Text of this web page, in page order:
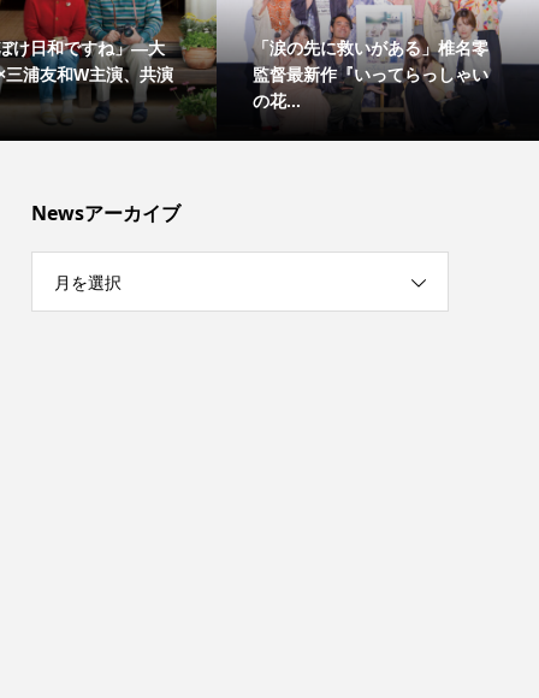
け日和ですね」―大
三浦友和W主演、共演
「涙の先に救いがある」椎名零
監督最新作『いってらっしゃい
の花...
Newsアーカイブ
月を選択